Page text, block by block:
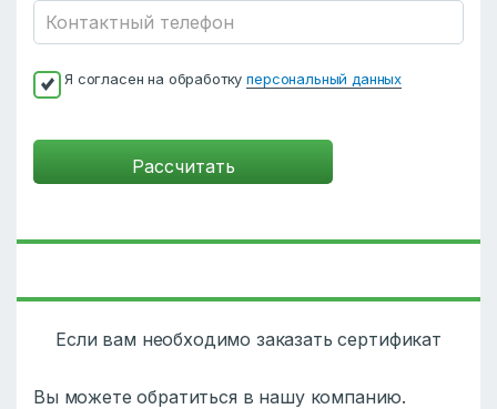
Я согласен на обработкуперсональный данных
Если вам необходимо заказать сертификат
Вы можете обратиться в нашу компанию.